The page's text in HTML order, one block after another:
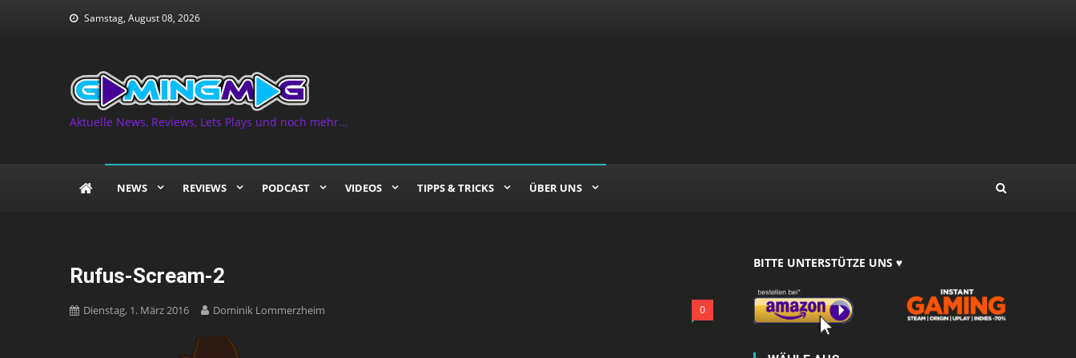
Samstag, August 08, 2026
Aktuelle News, Reviews, Lets Plays und noch mehr…
NEWS REVIEWS PODCAST VIDEOS TIPPS & TRICKS ÜBER UNS
Rufus-Scream-2
Dienstag, 1. März 2016 Dominik Lommerzheim 0
BITTE UNTERSTÜTZE UNS ♥